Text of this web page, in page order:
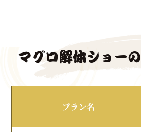
マグロ解体ショーの
プラン名